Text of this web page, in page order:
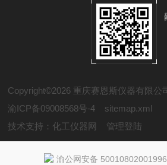
Copyright©2026 重庆赛恩斯仪器有限
渝ICP备09008568号-4
sitemap.xml
技术支持： 化工仪器网 管理登陆
渝公网安备